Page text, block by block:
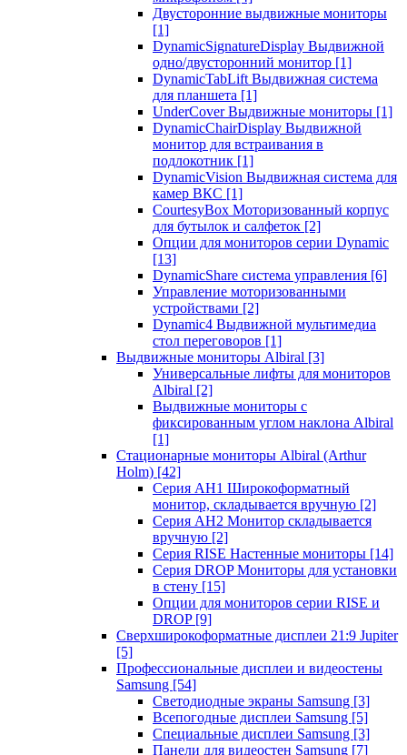
Двусторонние выдвижные мониторы
[1]
DynamicSignatureDisplay Выдвижной
одно/двусторонний монитор [1]
DynamicTabLift Выдвижная система
для планшета [1]
UnderCover Выдвижные мониторы [1]
DynamicChairDisplay Выдвижной
монитор для встраивания в
подлокотник [1]
DynamicVision Выдвижная система для
камер ВКС [1]
CourtesyBox Моторизованный корпус
для бутылок и салфеток [2]
Опции для мониторов серии Dynamic
[13]
DynamicShare система управления [6]
Управление моторизованными
устройствами [2]
Dynamic4 Выдвижной мультимедиа
стол переговоров [1]
Выдвижные мониторы Albiral [3]
Универсальные лифты для мониторов
Albiral [2]
Выдвижные мониторы с
фиксированным углом наклона Albiral
[1]
Стационарные мониторы Albiral (Arthur
Holm) [42]
Серия AH1 Широкоформатный
монитор, складывается вручную [2]
Серия AH2 Монитор складывается
вручную [2]
Серия RISE Настенные мониторы [14]
Серия DROP Мониторы для установки
в стену [15]
Опции для мониторов серии RISE и
DROP [9]
Сверхширокоформатные дисплеи 21:9 Jupiter
[5]
Профессиональные дисплеи и видеостены
Samsung [54]
Светодиодные экраны Samsung [3]
Всепогодные дисплеи Samsung [5]
Специальные дисплеи Samsung [3]
Панели для видеостен Samsung [7]